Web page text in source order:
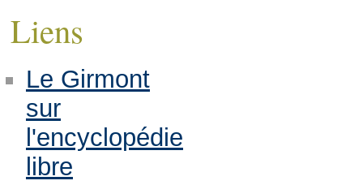
Liens
Le Girmont
sur
l'encyclopédie
libre